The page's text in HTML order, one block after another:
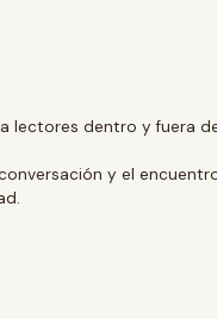
lectores dentro y fuera
y el